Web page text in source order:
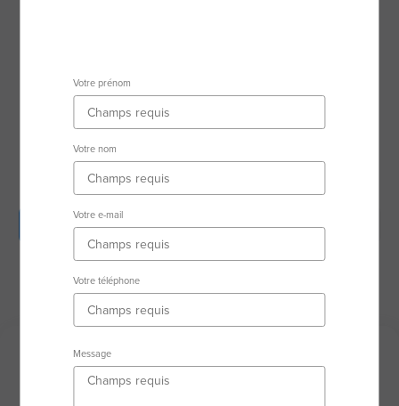
RSAC : 84518808500011 SENS
Description Biens en vente Avis clients
Description
Votre prénom
Votre nom
Votre e-mail
Votre téléphone
Message